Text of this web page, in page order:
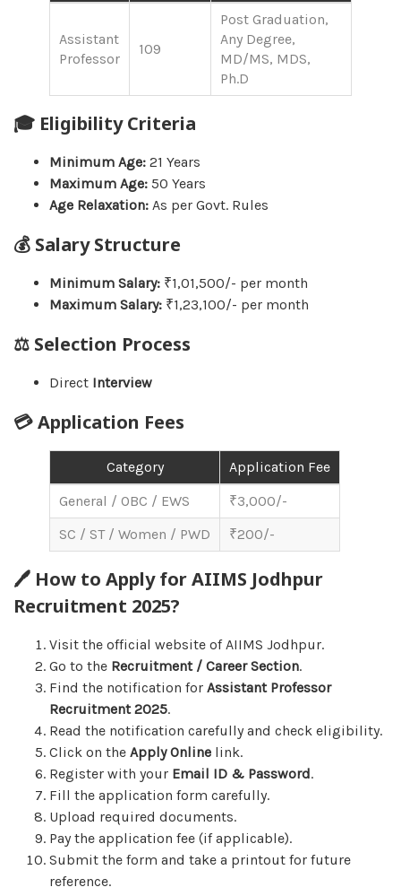
Assistant
Professor
109
Post Graduation,
Any Degree,
MD/MS, MDS,
Ph.D
🎓 Eligibility Criteria
Minimum Age: 21 Years
Maximum Age: 50 Years
Age Relaxation: As per Govt. Rules
💰 Salary Structure
Minimum Salary: ₹1,01,500/- per month
Maximum Salary: ₹1,23,100/- per month
⚖️ Selection Process
Direct Interview
💳 Application Fees
Category
Application Fee
General / OBC / EWS
₹3,000/-
SC / ST / Women / PWD
₹200/-
🖊️ How to Apply for AIIMS Jodhpur
Recruitment 2025?
Visit the official website of AIIMS Jodhpur.
Go to the Recruitment / Career Section.
Find the notification for Assistant Professor
Recruitment 2025.
Read the notification carefully and check eligibility.
Click on the Apply Online link.
Register with your Email ID & Password.
Fill the application form carefully.
Upload required documents.
Pay the application fee (if applicable).
Submit the form and take a printout for future
reference.